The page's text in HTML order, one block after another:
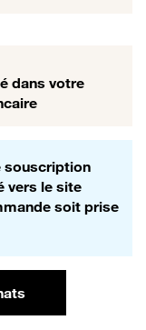
dans votre
souscription
vers le site
soit prise